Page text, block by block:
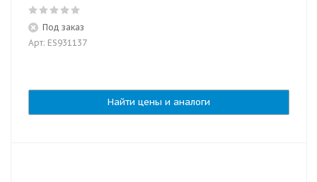
Под заказ
Арт: ES931137
Найти цены и аналоги